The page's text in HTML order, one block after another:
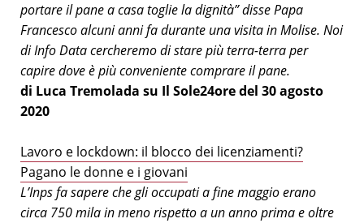
portare il pane a casa toglie la dignità” disse Papa
Francesco alcuni anni fa durante una visita in Molise. Noi
di Info Data cercheremo di stare più terra-terra per
capire dove è più conveniente comprare il pane.
di Luca Tremolada su Il Sole24ore del 30 agosto
2020
Lavoro e lockdown: il blocco dei licenziamenti?
Pagano le donne e i giovani
L’Inps fa sapere che gli occupati a fine maggio erano
circa 750 mila in meno rispetto a un anno prima e oltre